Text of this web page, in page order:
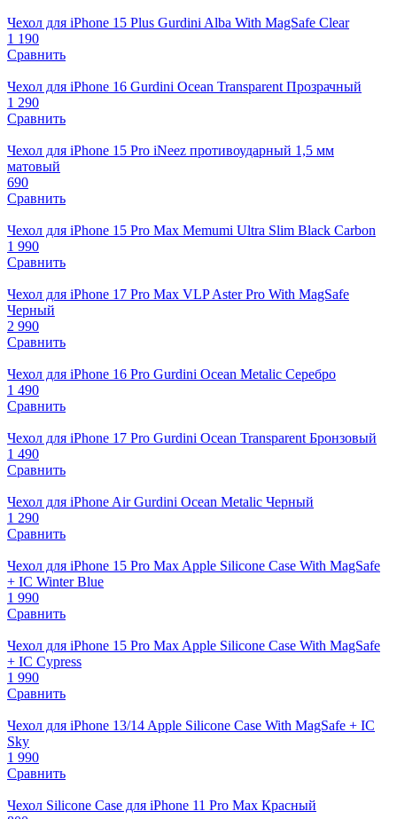
Чехол для iPhone 15 Plus Gurdini Alba With MagSafe Clear
1 190
Сравнить
Чехол для iPhone 16 Gurdini Ocean Transparent Прозрачный
1 290
Сравнить
Чехол для iPhone 15 Pro iNeez противоударный 1,5 мм
матовый
690
Сравнить
Чехол для iPhone 15 Pro Max Memumi Ultra Slim Black Carbon
1 990
Сравнить
Чехол для iPhone 17 Pro Max VLP Aster Pro With MagSafe
Черный
2 990
Сравнить
Чехол для iPhone 16 Pro Gurdini Ocean Metalic Серебро
1 490
Сравнить
Чехол для iPhone 17 Pro Gurdini Ocean Transparent Бронзовый
1 490
Сравнить
Чехол для iPhone Air Gurdini Ocean Metalic Черный
1 290
Сравнить
Чехол для iPhone 15 Pro Max Apple Silicone Case With MagSafe
+ IC Winter Blue
1 990
Сравнить
Чехол для iPhone 15 Pro Max Apple Silicone Case With MagSafe
+ IC Cypress
1 990
Сравнить
Чехол для iPhone 13/14 Apple Silicone Case With MagSafe + IC
Sky
1 990
Сравнить
Чехол Silicone Case для iPhone 11 Pro Max Красный